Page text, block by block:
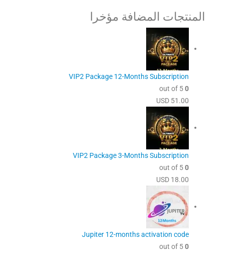
المنتجات المضافة مؤخرا
VIP2 Package 12-Months Subscription
0
USD 51.00
VIP2 Package 3-Months Subscription
0
USD 18.00
Jupiter 12-months activation code
0